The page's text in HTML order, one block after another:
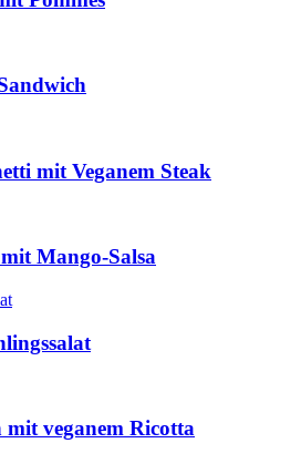
mit Veganem Steak
Mango-Salsa
mit veganem Ricotta